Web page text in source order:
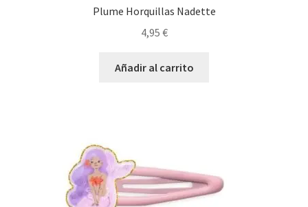
Plume Horquillas Nadette
4,95 €
Añadir al carrito